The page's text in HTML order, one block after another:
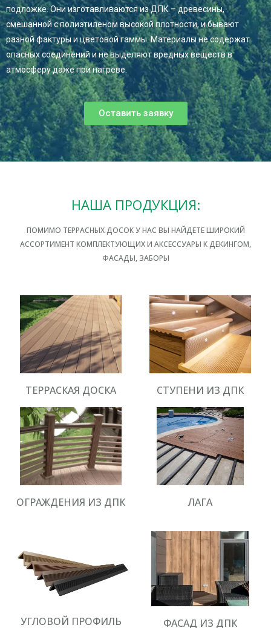
подложке. Они изготавливаются из ДПК – древесины,
смешанной с полиэтиленом высокой плотности, и бывают
разной фактуры и цветовой гаммы. Материалы не содержат
опасных соединений и не выделяют вредных веществ в
атмосферу даже при нагреве.
Оставить заявку
НАША ПРОДУКЦИЯ:
ПОМИМО ТЕРРАСНЫХ ДОСОК У НАС ВЫ НАЙДЕТЕ ШИРОКИЙ
АССОРТИМЕНТ КОМПЛЕКТУЮЩИХ И АКСЕССУАРЫ К ДЕКИНГОМ,
ФАСАДЫ, ЗАБОРЫ
ТЕРРАСКАЯ ДОСКА СТУПЕНИ ИЗ ДПК
ОГРАЖДЕНИЯ ИЗ ДПК ЛАГА
УГЛОВОЙ ПРОФИЛЬ ФАСАД ИЗ ДПК